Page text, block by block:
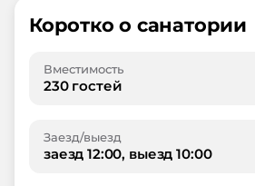
Коротко о санатории
Вместимость
230 гостей
Заезд/выезд
заезд 12:00, выезд 10:00